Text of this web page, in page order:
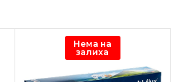
Нема на
залиха